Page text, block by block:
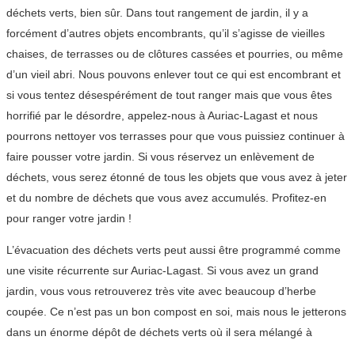
déchets verts, bien sûr. Dans tout rangement de jardin, il y a
forcément d’autres objets encombrants, qu’il s’agisse de vieilles
chaises, de terrasses ou de clôtures cassées et pourries, ou même
d’un vieil abri. Nous pouvons enlever tout ce qui est encombrant et
si vous tentez désespérément de tout ranger mais que vous êtes
horrifié par le désordre, appelez-nous à Auriac-Lagast et nous
pourrons nettoyer vos terrasses pour que vous puissiez continuer à
faire pousser votre jardin. Si vous réservez un enlèvement de
déchets, vous serez étonné de tous les objets que vous avez à jeter
et du nombre de déchets que vous avez accumulés. Profitez-en
pour ranger votre jardin !
L’évacuation des déchets verts peut aussi être programmé comme
une visite récurrente sur Auriac-Lagast. Si vous avez un grand
jardin, vous vous retrouverez très vite avec beaucoup d’herbe
coupée. Ce n’est pas un bon compost en soi, mais nous le jetterons
dans un énorme dépôt de déchets verts où il sera mélangé à